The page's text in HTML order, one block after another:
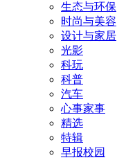
生态与环保
时尚与美容
设计与家居
光影
科玩
科普
汽车
心事家事
精选
特辑
早报校园